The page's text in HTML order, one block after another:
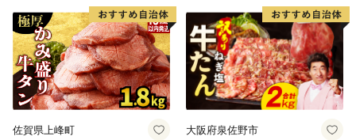
厚切り タン
佐賀県上峰町 大阪府泉佐野市